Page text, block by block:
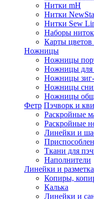
Нитки mH
Нитки
Нитки Sew
Наборы ниток
Карты цветов
Ножницы
Ножницы
Ножницы
Ножницы зиг-
Ножницы
Ножницы
Фетр Пэчворк и
Раскройные
Раскройные
Линейки и
Ткани для
Наполнители
Линейки и разметка
Копиры,
Калька
Линейки и